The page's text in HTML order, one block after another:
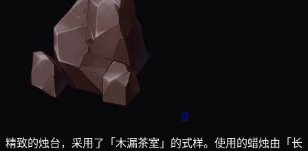
8
精致的烛台，采用了「木漏茶室」的式样。使用的蜡烛由「长